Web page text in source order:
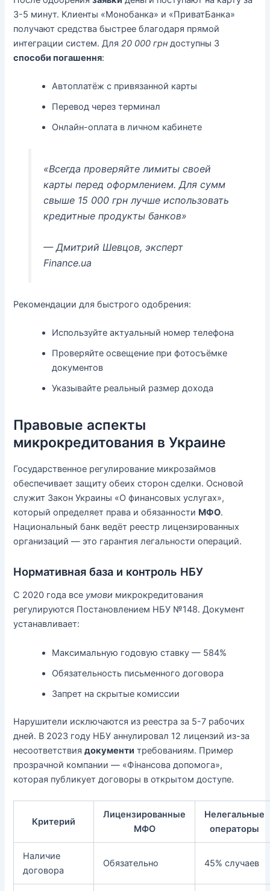
3-5 минут. Клиенты «Монобанка» и «ПриватБанка»
получают средства быстрее благодаря прямой
интеграции систем. Для20 000 грн доступны 3
способи погашення:
Автоплатёж с привязанной карты
Перевод через терминал
Онлайн-оплата в личном кабинете
«Всегда проверяйте лимиты своей
карты перед оформлением. Для сумм
свыше 15 000 грн лучше использовать
кредитные продукты банков»
— Дмитрий Шевцов, эксперт
Finance.ua
Рекомендации для быстрого одобрения:
Используйте актуальный номер телефона
Проверяйте освещение при фотосъёмке
документов
Указывайте реальный размер дохода
Правовые аспекты
микрокредитования в Украине
Государственное регулирование микрозаймов
обеспечивает защиту обеих сторон сделки. Основой
служит Закон Украины «О финансовых услугах»,
который определяет права и обязанности МФО.
Национальный банк ведёт реестр лицензированных
организаций — это гарантия легальности операций.
Нормативная база и контроль НБУ
С 2020 года все умови микрокредитования
регулируются Постановлением НБУ №148. Документ
устанавливает:
Максимальную годовую ставку — 584%
Обязательность письменного договора
Запрет на скрытые комиссии
Нарушители исключаются из реестра за 5-7 рабочих
дней. В 2023 году НБУ аннулировал 12 лицензий из-за
несоответствиядокументи требованиям. Пример
прозрачной компании — «Фінансова допомога»,
которая публикует договоры в открытом доступе.
Критерий
Лицензированные
МФО
Нелегальные
операторы
Наличие
договора
Обязательно 45% случаев